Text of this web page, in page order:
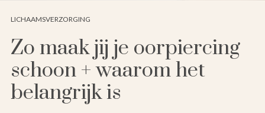
LICHAAMSVERZORGING
Zo maak jij je oorpiercing
schoon + waarom het
belangrijk is